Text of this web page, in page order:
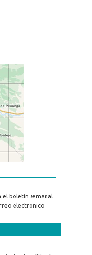
el boletín semanal
electrónico